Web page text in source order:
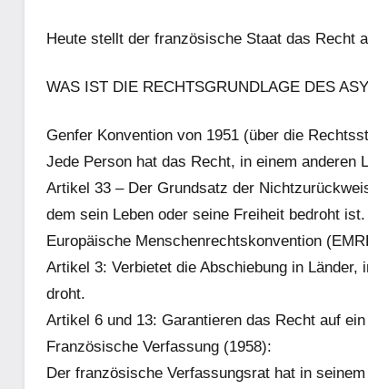
Heute stellt der französische Staat das Recht
WAS IST DIE RECHTSGRUNDLAGE DES
Genfer Konvention von 1951 (über die
Jede Person hat das Recht, in einem anderen
Artikel 33 – Der Grundsatz der
dem sein Leben oder seine Freiheit bedroht ist.
Europäische Menschenrechtskonvention
Artikel 3: Verbietet die Abschiebung in Länder,
droht.
Artikel 6 und 13: Garantieren das Recht auf
Französische Verfassung (1958):
Der französische Verfassungsrat hat in